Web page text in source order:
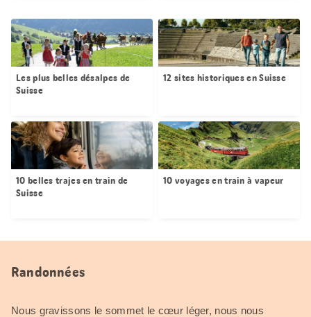
Les plus belles désalpes de
Suisse
12 sites historiques en Suisse
10 belles trajes en train de
Suisse
10 voyages en train à vapeur
Randonnées
Nous gravissons le sommet le cœur léger, nous nous